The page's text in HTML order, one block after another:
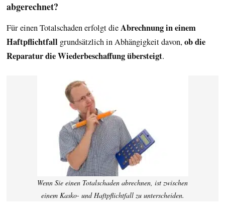
abgerechnet?
Für einen Totalschaden erfolgt dieAbrechnung in einem
Haftpflichtfall grundsätzlich in Abhängigkeit davon, ob die
Reparatur die Wiederbeschaffung übersteigt.
Wenn Sie einen Totalschaden abrechnen, ist zwischen
einem Kasko- und Haftpflichtfall zu unterscheiden.